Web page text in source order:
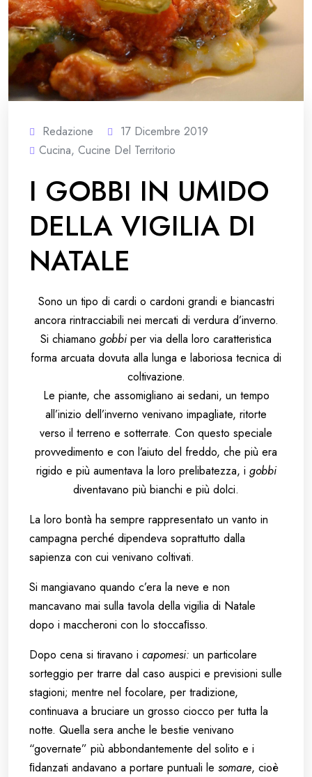
Redazione
17 Dicembre 2019
Cucina, Cucine Del Territorio
I GOBBI IN UMIDO
DELLA VIGILIA DI
NATALE
Sono un tipo di cardi o cardoni grandi e biancastri
ancora rintracciabili nei mercati di verdura d’inverno.
Si chiamano gobbiper via della loro caratteristica
forma arcuata dovuta alla lunga e laboriosa tecnica di
coltivazione.
Le piante, che assomigliano ai sedani, un tempo
all’inizio dell’inverno venivano impagliate, ritorte
verso il terreno e sotterrate. Con questo speciale
provvedimento e con l’aiuto del freddo, che più era
rigido e più aumentava la loro prelibatezza, i gobbi
diventavano più bianchi e più dolci.
La loro bontà ha sempre rappresentato un vanto in
campagna perché dipendeva soprattutto dalla
sapienza con cui venivano coltivati.
Si mangiavano quando c’era la neve e non
mancavano mai sulla tavola della vigilia di Natale
dopo i maccheroni con lo stoccaﬁsso.
Dopo cena si tiravano i capomesi: un particolare
sorteggio per trarre dal caso auspici e previsioni sulle
stagioni; mentre nel focolare, per tradizione,
continuava a bruciare un grosso ciocco per tutta la
notte. Quella sera anche le bestie venivano
“governate” più abbondantemente del solito e i
ﬁdanzati andavano a portare puntuali le somare, cioè